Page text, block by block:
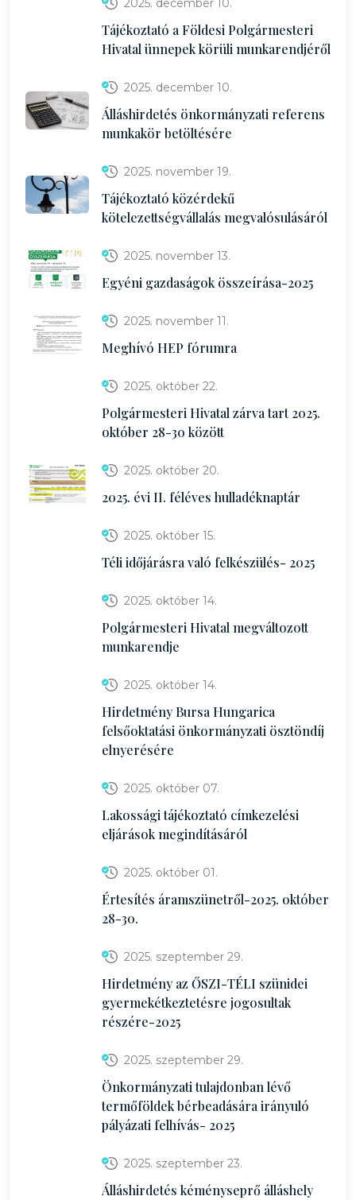
2025. december 10.
Tájékoztató a Földesi Polgármesteri
Hivatal ünnepek körüli munkarendjéről
2025. december 10.
Álláshirdetés önkormányzati referens
munkakör betöltésére
2025. november 19.
Tájékoztató közérdekű
kötelezettségvállalás megvalósulásáról
2025. november 13.
Egyéni gazdaságok összeírása-2025
2025. november 11.
Meghívó HEP fórumra
2025. október 22.
Polgármesteri Hivatal zárva tart 2025.
október 28-30 között
2025. október 20.
2025. évi II. féléves hulladéknaptár
2025. október 15.
Téli időjárásra való felkészülés- 2025
2025. október 14.
Polgármesteri Hivatal megváltozott
munkarendje
2025. október 14.
Hirdetmény Bursa Hungarica
felsőoktatási önkormányzati ösztöndíj
elnyerésére
2025. október 07.
Lakossági tájékoztató címkezelési
eljárások megindításáról
2025. október 01.
Értesítés áramszünetről-2025. október
28-30.
2025. szeptember 29.
Hirdetmény az ŐSZI-TÉLI szünidei
gyermekétkeztetésre jogosultak
részére-2025
2025. szeptember 29.
Önkormányzati tulajdonban lévő
termőföldek bérbeadására irányuló
pályázati felhívás- 2025
2025. szeptember 23.
Álláshirdetés kéményseprő álláshely